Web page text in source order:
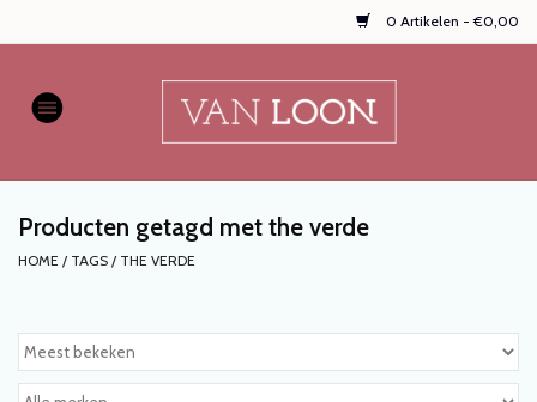
0 Artikelen - €0,00
Home
AUTOPARFUMS
WASPARFUMS
Producten getagd met the verde
HOME / TAGS / THE VERDE